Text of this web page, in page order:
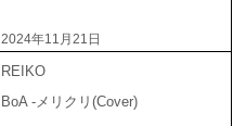
2024年11月21日
REIKO
BoA -メリクリ(Cover)